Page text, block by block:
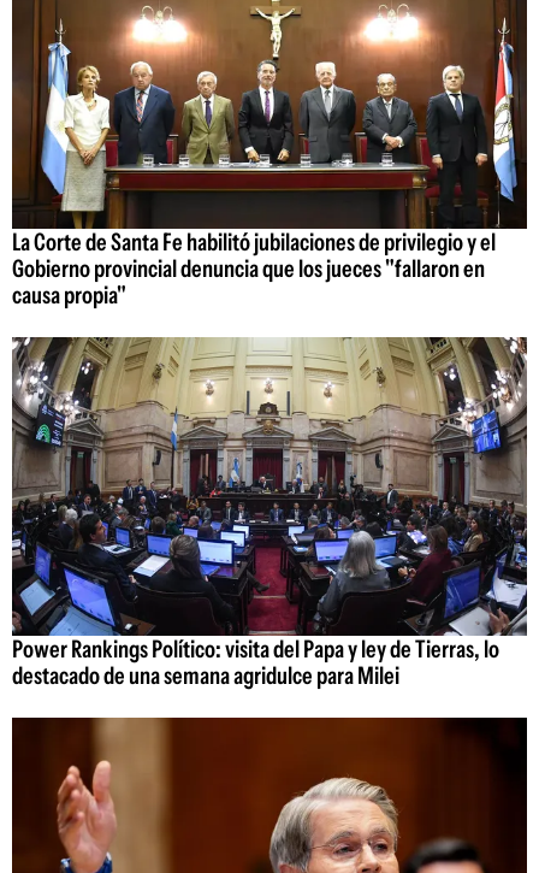
La Corte de Santa Fe habilitó jubilaciones de privilegio y el
Gobierno provincial denuncia que los jueces "fallaron en
causa propia"
Power Rankings Político: visita del Papa y ley de Tierras, lo
destacado de una semana agridulce para Milei